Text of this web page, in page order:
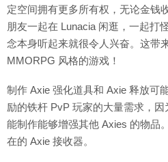
定空间拥有更多所有权，无论金钱
朋友一起在 Lunacia 闲逛，一起打
念本身听起来就很令人兴奋。这带
MMORPG 风格的游戏！
制作 Axie 强化道具和 Axie 释放可
励的铁杆 PvP 玩家的大量需求，
能制作能够增强其他 Axies 的物品
在的 Axie 接收器。